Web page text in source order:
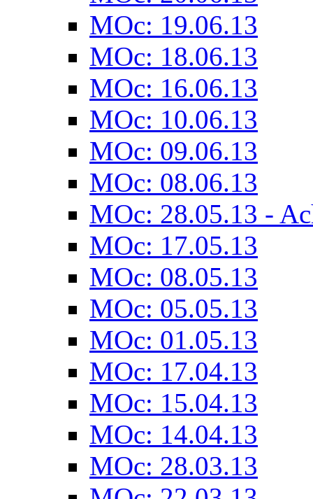
MOc: 19.06.13
MOc: 18.06.13
MOc: 16.06.13
MOc: 10.06.13
MOc: 09.06.13
MOc: 08.06.13
MOc: 28.05.13 -
MOc: 17.05.13
MOc: 08.05.13
MOc: 05.05.13
MOc: 01.05.13
MOc: 17.04.13
MOc: 15.04.13
MOc: 14.04.13
MOc: 28.03.13